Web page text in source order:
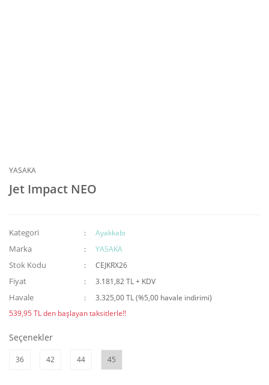
YASAKA
Jet Impact NEO
Kategori Ayakkabı
Marka YASAKA
Stok Kodu CEJKRX26
Fiyat 3.181,82 TL + KDV
Havale
3.325,00 TL (%5,00 havale indirimi)
539,95 TL den başlayan taksitlerle!!
Seçenekler
36 42 44 45